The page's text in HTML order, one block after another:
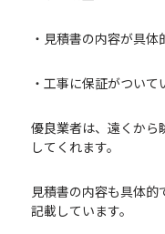
・見積書の内容が具体
・工事に保証がついて
優良業者は、遠くから
してくれます。
見積書の内容も具体
記載しています。